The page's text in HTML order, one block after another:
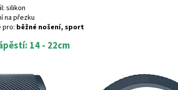
silikon
na přezku
pro: běžné nošení, sport
14 - 22cm